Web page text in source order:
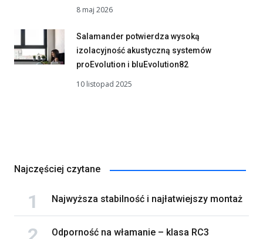
8 maj 2026
Salamander potwierdza wysoką
izolacyjność akustyczną systemów
proEvolution i bluEvolution82
10 listopad 2025
Najczęściej czytane
Najwyższa stabilność i najłatwiejszy montaż
Odporność na włamanie – klasa RC3